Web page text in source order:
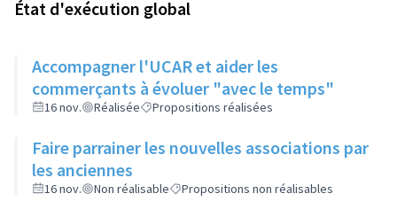
État d'exécution global
Accompagner l'UCAR et aider les
commerçants à évoluer "avec le temps"
16 nov. Réalisée Propositions réalisées
Faire parrainer les nouvelles associations par
les anciennes
16 nov. Non réalisable Propositions non réalisables